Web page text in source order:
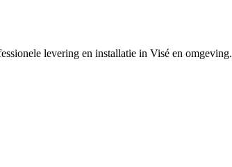
levering en installatie in Visé en omgeving.